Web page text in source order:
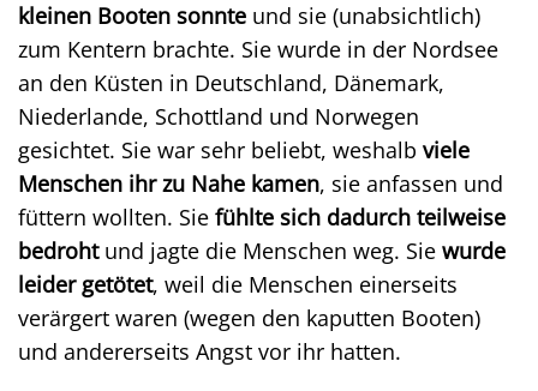
kleinen Booten sonnte und sie (unabsichtlich)
zum Kentern brachte. Sie wurde in der Nordsee
an den Küsten in Deutschland, Dänemark,
Niederlande, Schottland und Norwegen
gesichtet. Sie war sehr beliebt, weshalb viele
Menschen ihr zu Nahe kamen, sie anfassen und
füttern wollten. Sie fühlte sich dadurch teilweise
bedrohtund jagte die Menschen weg. Sie wurde
leider getötet, weil die Menschen einerseits
verärgert waren (wegen den kaputten Booten)
und andererseits Angst vor ihr hatten.